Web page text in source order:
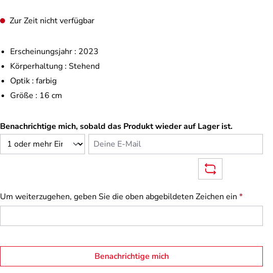
Zur Zeit nicht verfügbar
Erscheinungsjahr : 2023
Körperhaltung : Stehend
Optik : farbig
Größe : 16 cm
Benachrichtige mich, sobald das Produkt wieder auf Lager ist.
Deine E-Mail
Um weiterzugehen, geben Sie die oben abgebildeten Zeichen ein *
Benachrichtige mich